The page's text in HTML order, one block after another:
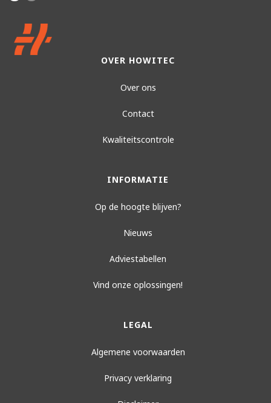
OVER HOWITEC
Over ons
Contact
Kwaliteitscontrole
INFORMATIE
Op de hoogte blijven?
Nieuws
Adviestabellen
Vind onze oplossingen!
LEGAL
Algemene voorwaarden
Privacy verklaring